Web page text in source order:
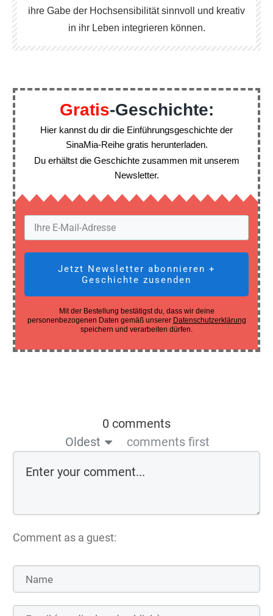
ihre Gabe der Hochsensibilität sinnvoll und kreativ
in ihr Leben integrieren können.
Gratis-Geschichte:
Hier kannst du dir die Einführungsgeschichte der
SinaMia-Reihe gratis herunterladen.
Du erhältst die Geschichte zusammen mit unserem
Newsletter.
Jetzt Newsletter abonnieren +
Geschichte zusenden
Mit der Bestellung bestätigst du, dass wir deine
personenbezogenen Daten gemäß unserer Datenschutzerklärung
speichern und verarbeiten dürfen.
0 comments
Oldest
comments first
Comment as a guest: